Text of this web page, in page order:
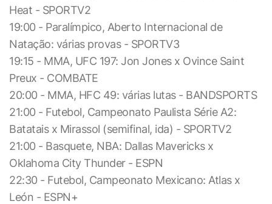
Heat - SPORTV2
19:00 - Paralímpico, Aberto Internacional de
Natação: várias provas - SPORTV3
19:15 - MMA, UFC 197: Jon Jones x Ovince Saint
Preux - COMBATE
20:00 - MMA, HFC 49: várias lutas - BANDSPORTS
21:00 - Futebol, Campeonato Paulista Série A2:
Batatais x Mirassol (semifinal, ida) - SPORTV2
21:00 - Basquete, NBA: Dallas Mavericks x
Oklahoma City Thunder - ESPN
22:30 - Futebol, Campeonato Mexicano: Atlas x
León - ESPN+